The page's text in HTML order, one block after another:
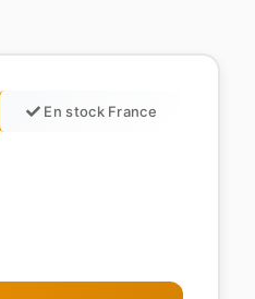
En stock France